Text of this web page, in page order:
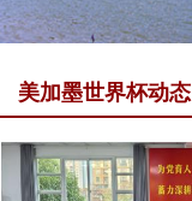
美加墨世界杯动态